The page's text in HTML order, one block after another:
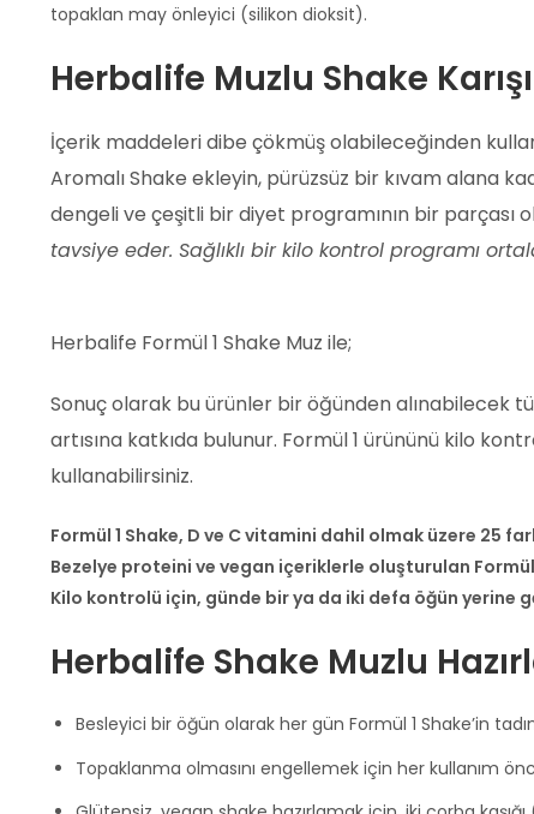
topaklan may önleyici (silikon dioksit).
Herbalife Muzlu Shake
İçerik maddeleri dibe çökmüş olabileceğinden
Aromalı Shake ekleyin, pürüzsüz bir kıvam alana
dengeli ve çeşitli bir diyet programının bir parçası
tavsiye eder. Sağlıklı bir kilo kontrol programı
Herbalife Formül 1 Shake Muz ile;
Sonuç olarak bu ürünler bir öğünden alınabilecek
artısına katkıda bulunur. Formül 1 ürününü kilo
kullanabilirsiniz.
Formül 1 Shake, D ve C vitamini dahil olmak üzere 25
Bezelye proteini ve vegan içeriklerle oluşturulan
Kilo kontrolü için, günde bir ya da iki defa öğün yerine
Herbalife Shake Muzlu
Besleyici bir öğün olarak her gün Formül 1 Shake’in
Topaklanma olmasını engellemek için her kullanım